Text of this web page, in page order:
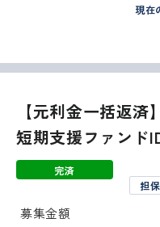
現在
完済
【元利金一括返
短期支援ファンド
担
募集金額
これより先は
ブサイトではあ
移